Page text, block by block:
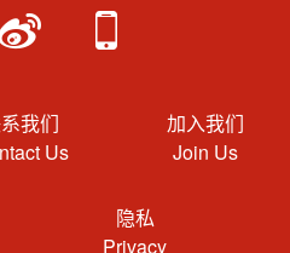
我们
Us
加入我们
Join Us
隐私
Privacy